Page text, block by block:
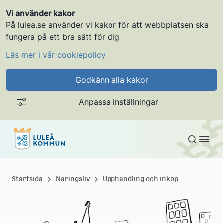
Vi använder kakor
På lulea.se använder vi kakor för att webbplatsen ska
fungera på ett bra sätt för dig
Läs mer i vår cookiepolicy
Godkänn alla kakor
Anpassa inställningar
u
Startsida Näringsliv Upphandling och inköp